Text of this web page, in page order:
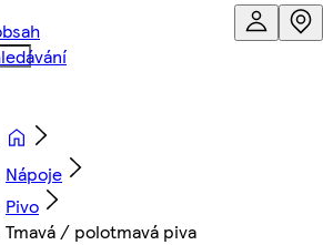
Nápoje
Pivo
Tmavá / polotmavá piva